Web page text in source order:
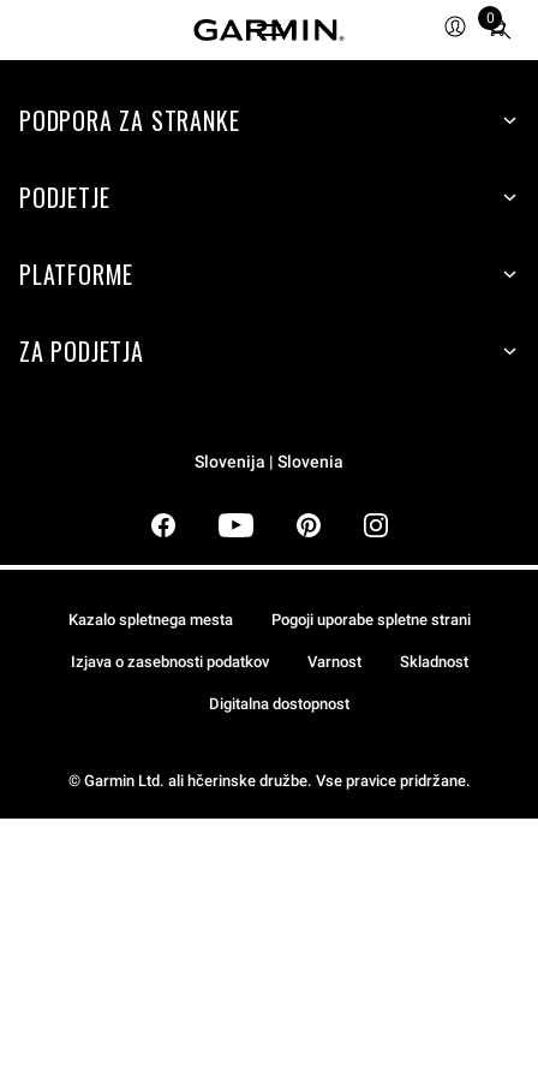
0
Total
items
cart:
PODPORA ZA STRANKE
PODJETJE
PLATFORME
ZA PODJETJA
Slovenija | Slovenia
© Garmin Ltd. ali hčerinske družbe. Vse pravice pridržane.
Kazalo spletnega mesta Pogoji uporabe spletne strani
Izjava o zasebnosti podatkov Varnost Skladnost
Digitalna dostopnost